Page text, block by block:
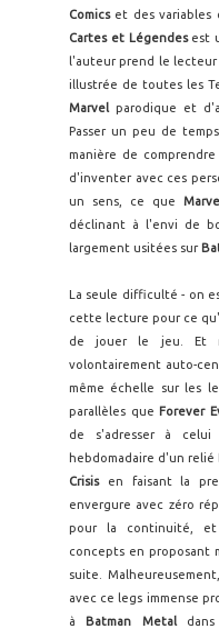
Comicset des variables
Cartes et Légendesest
l'auteur prend le
illustrée de toutes les
Marvelparodique et
Passer un peu de
manière de
d'inventer avec ces
un sens, ce que
déclinant à l'envi de
largement usitées sur
La seule difficulté - on
cette lecture pour ce
de jouer le jeu. Et
volontairement auto-
même échelle sur les
parallèles que Forever
de s'adresser à
hebdomadaire d'un relié
Crisisen faisant la
envergure avec zéro
pour la continuité, et
concepts en proposant
suite.
avec ce legs immense
à
Batman Metaldans